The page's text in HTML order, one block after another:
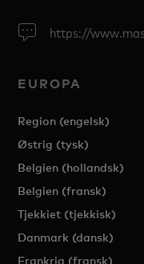
https://
EUROPA
Region (engelsk)
Østrig (tysk)
Belgien (hollandsk)
Belgien (fransk)
Tjekkiet (tjekkisk)
Danmark (dansk)
Frankrig (fransk)